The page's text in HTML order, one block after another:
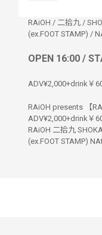
RAiOH / 二拾九 /
(ex.FOOT STAMP) /
OPEN 16:00 /
ADV¥2,000+drink￥
RAiOH presents 【
ADV¥2,000+drink￥
RAiOH 二拾九
(ex.FOOT STAMP)